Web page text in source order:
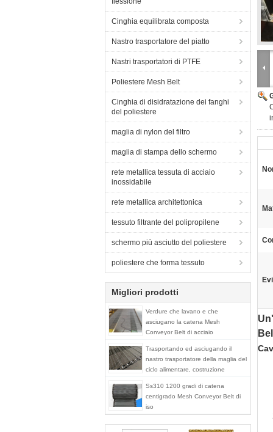
Cinghia equilibrata composta
Nastro trasportatore del piatto
Nastri trasportatori di PTFE
Poliestere Mesh Belt
Cinghia di disidratazione dei fanghi
del poliestere
maglia di nylon del filtro
maglia di stampa dello schermo
rete metallica tessuta di acciaio
inossidabile
rete metallica architettonica
tessuto filtrante del polipropilene
schermo più asciutto del poliestere
poliestere che forma tessuto
Migliori prodotti
Verdure che lavano e che
asciugano la catena Mesh
Conveyor Belt di acciaio
Trasportando ed asciugando il
nastro trasportatore della maglia del
ciclo alimentare, costruzione
Ss310 1200 gradi di catena
centigrado Mesh Conveyor Belt di
iso